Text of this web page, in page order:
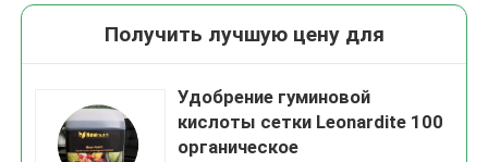
Получить лучшую цену для
Удобрение гуминовой
кислоты сетки Leonardite 100
органическое